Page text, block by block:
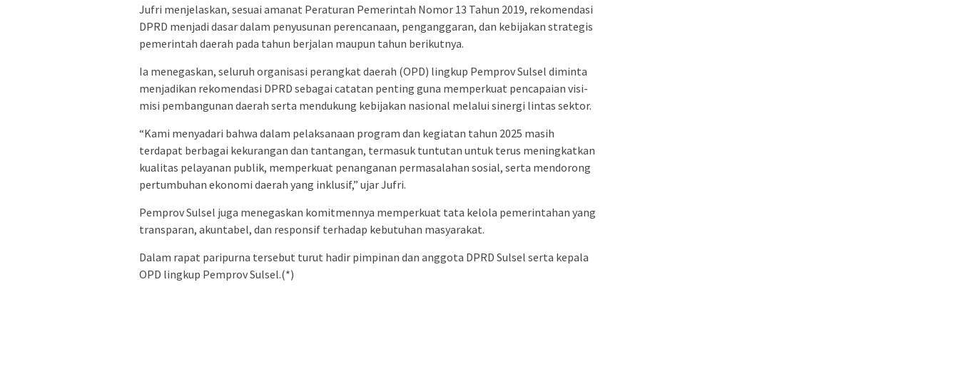
Jufri menjelaskan, sesuai amanat Peraturan Pemerintah Nomor 13 Tahun 2019, rekomendasi
DPRD menjadi dasar dalam penyusunan perencanaan, penganggaran, dan kebijakan strategis
pemerintah daerah pada tahun berjalan maupun tahun berikutnya.
Ia menegaskan, seluruh organisasi perangkat daerah (OPD) lingkup Pemprov Sulsel diminta
menjadikan rekomendasi DPRD sebagai catatan penting guna memperkuat pencapaian visi-
misi pembangunan daerah serta mendukung kebijakan nasional melalui sinergi lintas sektor.
“Kami menyadari bahwa dalam pelaksanaan program dan kegiatan tahun 2025 masih
terdapat berbagai kekurangan dan tantangan, termasuk tuntutan untuk terus meningkatkan
kualitas pelayanan publik, memperkuat penanganan permasalahan sosial, serta mendorong
pertumbuhan ekonomi daerah yang inklusif,” ujar Jufri.
Pemprov Sulsel juga menegaskan komitmennya memperkuat tata kelola pemerintahan yang
transparan, akuntabel, dan responsif terhadap kebutuhan masyarakat.
Dalam rapat paripurna tersebut turut hadir pimpinan dan anggota DPRD Sulsel serta kepala
OPD lingkup Pemprov Sulsel.(*)